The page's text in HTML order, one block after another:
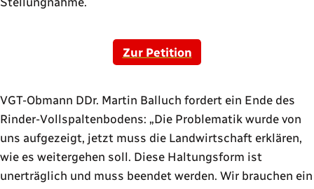
Zur Petition
VGT-Obmann DDr. Martin Balluch fordert ein Ende des
Rinder-Vollspaltenbodens:
Die Problematik wurde von
uns aufgezeigt, jetzt muss die Landwirtschaft erklären,
wie es weitergehen soll. Diese Haltungsform ist
unerträglich und muss beendet werden. Wir brauchen ein